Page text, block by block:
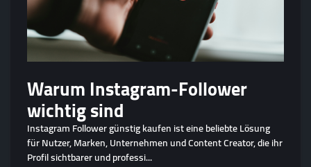
Warum Instagram-Follower
wichtig sind
Instagram Follower günstig kaufen ist eine beliebte Lösung
für Nutzer, Marken, Unternehmen und Content Creator, die ihr
Profil sichtbarer und professi...